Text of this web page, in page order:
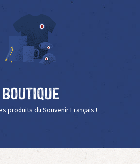
Boutique
produits du Souvenir Français !